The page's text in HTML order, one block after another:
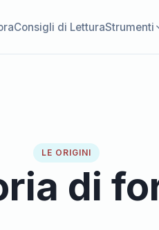
Consigli di LetturaStrumenti
LE ORIGINI
di